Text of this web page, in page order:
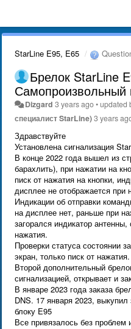
StarLine E95, E65
Брелок StarLine
Самопроизвольный
Dizgard 3 years ago•updated
специалист StarLine)3 years
Здравствуйте
Установлена сигнализация
В конце 2022 года вышел из
барахлить), при нажатии на
писк от нажатия на кнопки,
дисплее не отображается при
Индикации об отправки
на дисплее нет, раньше при
загорался индикатор
нажатия.
Проверки статуса состоянии
экран, только писк от нажатия.
Второй дополнительный
сигнализацией, открывает и
В январе 2023 года заказа
DNS. 17 января 2023,
блоку E95
Все привязалось без проблем